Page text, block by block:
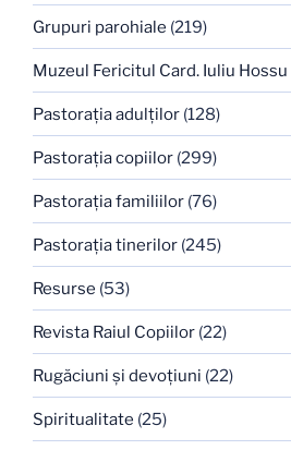
Grupuri parohiale (219)
Muzeul Fericitul Card. Iuliu Hossu
Pastoraţia adulţilor (128)
Pastoraţia copiilor (299)
Pastoraţia familiilor (76)
Pastoraţia tinerilor (245)
Resurse (53)
Revista Raiul Copiilor (22)
Rugăciuni şi devoţiuni (22)
Spiritualitate (25)